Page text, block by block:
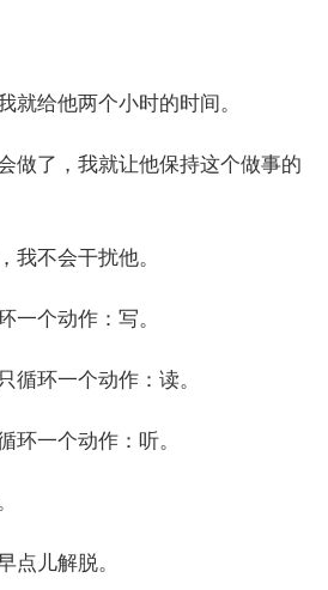
给他两个小时的时间。
做了，我就让他保持这个做事的
不会干扰他。
个动作：写。
环一个动作：读。
一个动作：听。
儿解脱。